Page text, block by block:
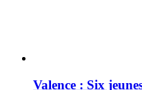
Valence : Six